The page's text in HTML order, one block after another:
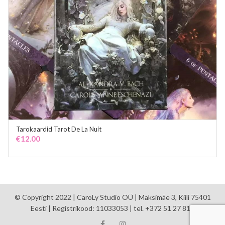
ADD TO CART
Tarokaardid Tarot De La Nuit
€12.00
© Copyright 2022 | CaroLy Studio OÜ | Maksimäe 3, Kiili 75401
Eesti | Registrikood: 11033053 | tel. +372 51 27 810